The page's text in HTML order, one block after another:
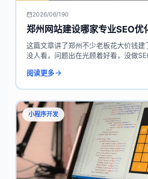
2026/06/190
郑州网站建设哪家专业SEO优
这篇文章讲了郑州不少老板花大价钱建
没人看，问题出在光顾着好看，没做
搜索引擎优化，导致网站“隐身”。作者
格，特别实在。
阅读更多
小程序开发